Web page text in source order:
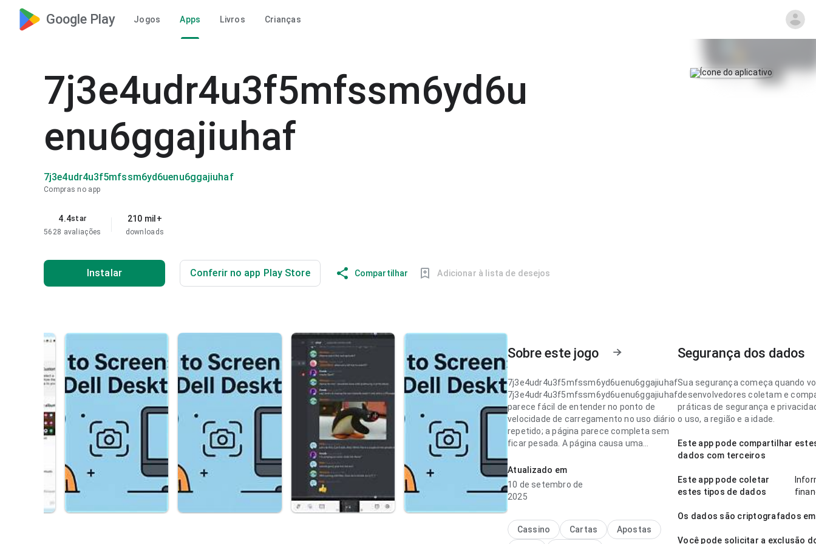
Google Play Jogos Apps Livros Crianças
7j3e4udr4u3f5mfssm6yd6u
enu6ggajiuhaf
7j3e4udr4u3f5mfssm6yd6uenu6ggajiuhaf
Compras no app
4.4star
5628 avaliações
210 mil+
downloads
Instalar Conferir no app Play Store Compartilhar Adicionar à lista de desejos
Sobre este jogo
7j3e4udr4u3f5mfssm6yd6uenu6ggajiuhaf
7j3e4udr4u3f5mfssm6yd6uenu6ggajiuhaf
parece fácil de entender no ponto de
velocidade de carregamento no uso diário
repetido; a página parece completa sem
ficar pesada. A página causa uma
7j3e4udr4u3f5mfssm6yd6uenu6ggajiuhaf
parece clara no ponto de velocidade de
app. Isso passa mais confiança ao
usuário.
Atualizado em
10 de setembro de
2025
Cassino Cartas Apostas
Segurança dos dados
Sua segurança começa quando
desenvolvedores coletam e
práticas de segurança e
o uso, a região e a idade.
Este app pode compartilhar
dados com terceiros
Este app pode coletar
estes tipos de dados
Os dados são criptografados
Você pode solicitar a exclusão